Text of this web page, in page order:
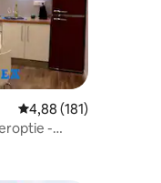
recensies
Gemiddelde
4,88 (181)
-